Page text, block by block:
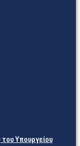
Υπουργείου